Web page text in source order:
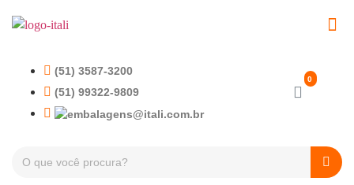
(51) 3587-3200
(51) 99322-9809